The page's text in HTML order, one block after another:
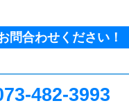
問合わせください！
482-3993